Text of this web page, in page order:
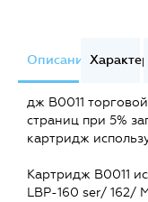
Описание
дж B0011
страниц при 5%
картридж
Картридж B0011
LBP-160 ser/ 162/